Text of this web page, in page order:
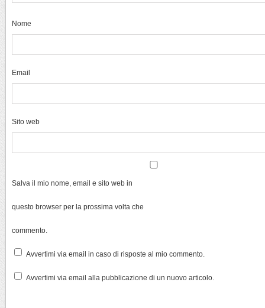
Nome
Email
Sito web
Salva il mio nome, email e sito web in
questo browser per la prossima volta che
commento.
Avvertimi via email in caso di risposte al mio commento.
Avvertimi via email alla pubblicazione di un nuovo articolo.